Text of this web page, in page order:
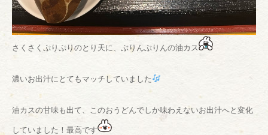
さくさくぷりぷりのとり天に、ぶりんぶりんの油カス
濃いお出汁にとてもマッチしていました
油カスの甘味も出て、このおうどんでしか味わえないお出汁へと変化
していました！最高です